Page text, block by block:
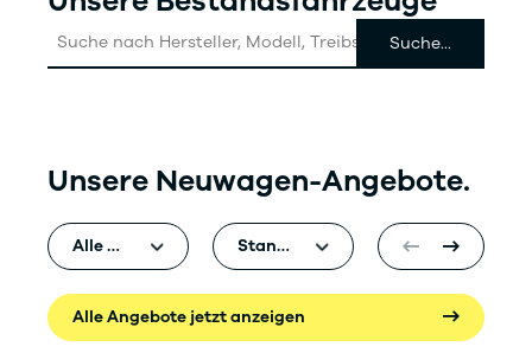
Suche...
Suche nach Hersteller, Modell, Treibstoff, Getriebe,
Unsere Neuwagen-Angebote.
Alle Angebote jetzt anzeigen